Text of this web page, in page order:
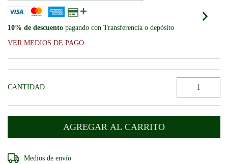
10% de descuento pagando con Transferencia o depósito
VER MEDIOS DE PAGO
CANTIDAD
Entregas para el CP:
Medios de envío